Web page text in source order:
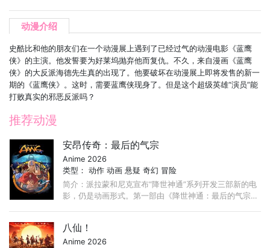
动漫介绍
史酷比和他的朋友们在一个动漫展上遇到了已经过气的动漫电影《蓝鹰
侠》的主演。他发誓要为好莱坞抛弃他而复仇。不久，来自漫画《蓝鹰
侠》的大反派海德先生真的出现了。他要破坏在动漫展上即将发售的新一
期的《蓝鹰侠》。这时，需要蓝鹰侠现身了。但是这个超级英雄“演员”能
打败真实的邪恶反派吗？
推荐动漫
安昂传奇：最后的气宗
Anime 2026
类型：动作 动画 悬疑 奇幻 冒险
简介：派拉蒙和尼克宣布“降世神通”系列开发三部新的电
影，仍是动画形式。第一部由《降世神通：最后的气宗》
八仙！
Anime 2026